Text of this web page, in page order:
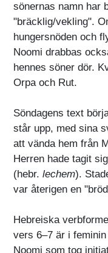
sönernas namn har
"bräcklig/vekling".
hungersnöden och
Noomi drabbas
hennes söner dör.
Orpa och Rut.
Söndagens text
står upp, med sina
att vända hem från
Herren hade tagit
(hebr.lechem).
var återigen en
Hebreiska
vers 6–7 är i
Noomi som tog